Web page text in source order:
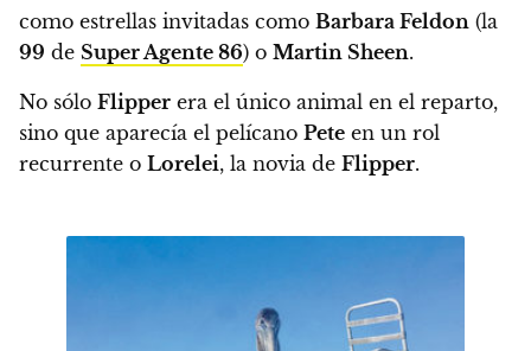
como estrellas invitadas como Barbara Feldon (la
99 de Super Agente 86) o Martin Sheen.
No sólo Flipper era el único animal en el reparto,
sino que aparecía el pelícano Pete en un rol
recurrente o Lorelei, la novia de Flipper.